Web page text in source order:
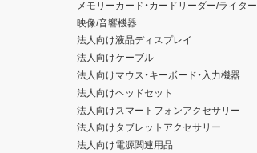
メモリーカード・カードリーダー/ライター
映像/音響機器
法人向け液晶ディスプレイ
法人向けケーブル
法人向けマウス・キーボード・入力機器
法人向けヘッドセット
法人向けスマートフォンアクセサリー
法人向けタブレットアクセサリー
法人向け電源関連用品